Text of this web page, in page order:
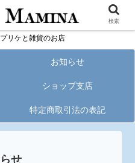
リケと雑貨のお店
お知らせ
ショップ支店
特定商取引法の表記
せ
検索